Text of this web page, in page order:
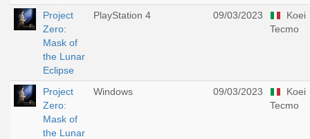
Project
Zero:
Mask of
the Lunar
Eclipse
PlayStation 4 09/03/2023
Koei
Tecmo
Project
Zero:
Mask of
the Lunar
Windows 09/03/2023
Koei
Tecmo